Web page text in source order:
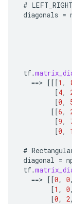
# LEFT_RIGHT
diagonals =
tf.
==> [[[1 ,
[4,
[0,
[[6,
[9,
[0, 1
#
diagonal =
tf.
==> [[0, 0,
[1 , 0,
[0, 2,